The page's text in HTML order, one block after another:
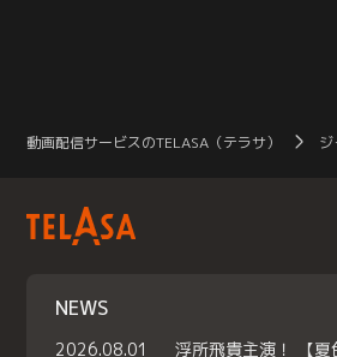
動画配信サービスのTELASA（テラサ）
NEWS
2026.08.01